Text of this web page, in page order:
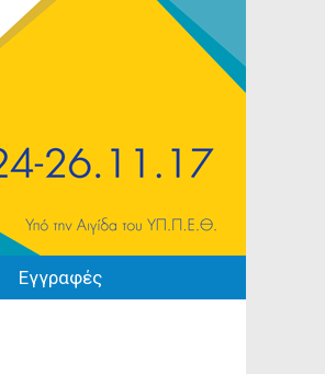
Εγγραφές